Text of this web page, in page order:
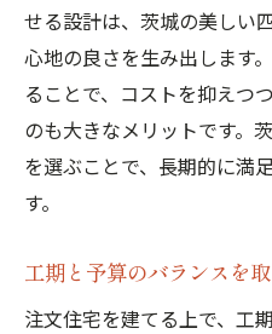
せる設計は、茨城の美しい
心地の良さを生み出します
ることで、コストを抑えつ
のも大きなメリットです。
を選ぶことで、長期的に満
す。
工期と予算のバランスを
注文住宅を建てる上で、工